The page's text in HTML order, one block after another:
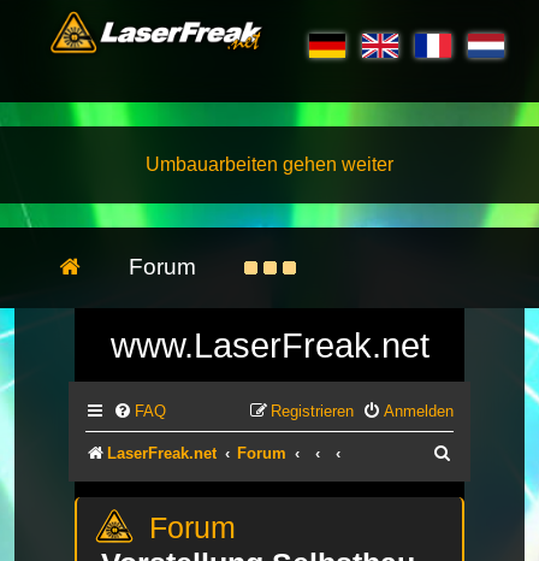
Umbauarbeiten gehen weiter
Forum
www.LaserFreak.net
FAQ Anmelden
Registrieren
LaserFreak.net Forum